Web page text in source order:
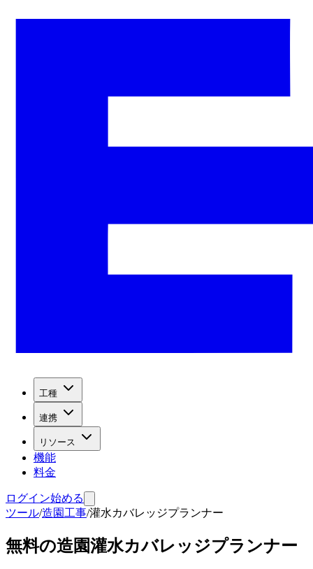
工種
連携
リソース
機能
料金
ログイン始める
ツール/造園工事/灌水カバレッジプランナー
無料の造園灌水カバレッジプランナー